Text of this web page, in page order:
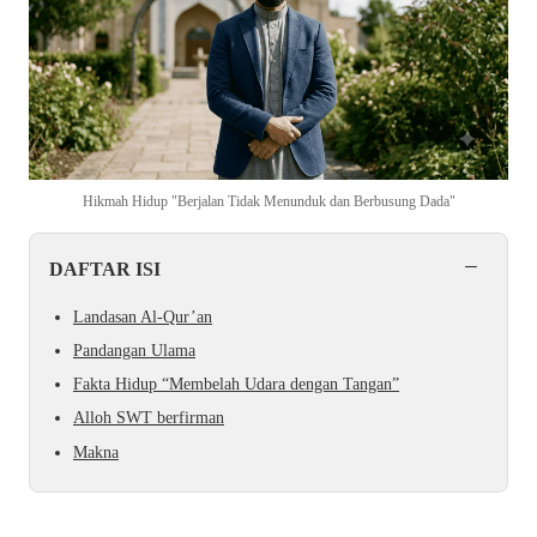
Hikmah Hidup "Berjalan Tidak Menunduk dan Berbusung Dada"
DAFTAR ISI −
Landasan Al-Qur’an
Pandangan Ulama
Fakta Hidup “Membelah Udara dengan Tangan”
Alloh SWT berfirman
Makna